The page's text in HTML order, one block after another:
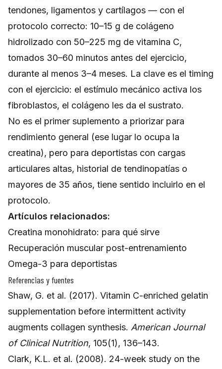
tendones, ligamentos y cartílagos — con el
protocolo correcto: 10–15 g de colágeno
hidrolizado con 50–225 mg de vitamina C,
tomados 30–60 minutos antes del ejercicio,
durante al menos 3–4 meses. La clave es el timing
con el ejercicio: el estímulo mecánico activa los
fibroblastos, el colágeno les da el sustrato.
No es el primer suplemento a priorizar para
rendimiento general (ese lugar lo ocupa la
creatina), pero para deportistas con cargas
articulares altas, historial de tendinopatías o
mayores de 35 años, tiene sentido incluirlo en el
protocolo.
Artículos relacionados:
Creatina monohidrato: para qué sirve
Recuperación muscular post-entrenamiento
Omega-3 para deportistas
Referencias y fuentes
Shaw, G. et al. (2017). Vitamin C-enriched gelatin
supplementation before intermittent activity
augments collagen synthesis. American Journal
of Clinical Nutrition, 105(1), 136–143.
Clark, K.L. et al. (2008). 24-week study on the